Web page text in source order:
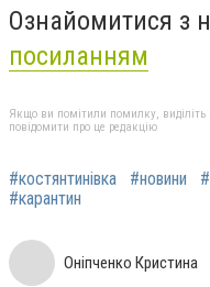
Ознайомитися з
посиланням
Якщо ви помітили помилку, виділіть
повідомити про це редакцію
#костянтинівка #новини
#карантин
Оніпченко Кристина